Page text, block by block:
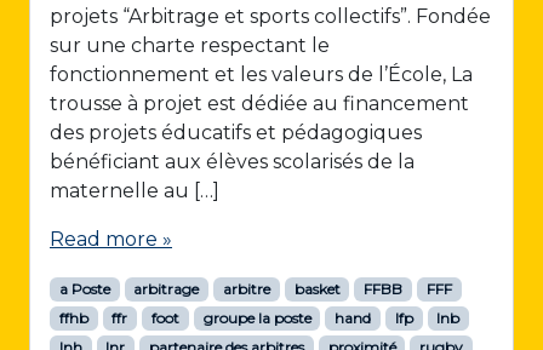
projets “Arbitrage et sports collectifs”. Fondée
sur une charte respectant le
fonctionnement et les valeurs de l’École, La
trousse à projet est dédiée au financement
des projets éducatifs et pédagogiques
bénéficiant aux élèves scolarisés de la
maternelle au […]
Read more »
a Poste arbitrage arbitre basket FFBB
FFF
ffhb
ffr foot groupe la poste hand lfp
lnb